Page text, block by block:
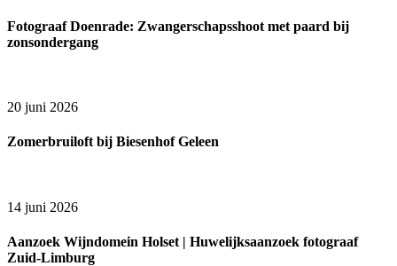
Fotograaf Doenrade: Zwangerschapsshoot met paard bij
zonsondergang
20 juni 2026
Zomerbruiloft bij Biesenhof Geleen
14 juni 2026
Aanzoek Wijndomein Holset | Huwelijksaanzoek fotograaf
Zuid-Limburg